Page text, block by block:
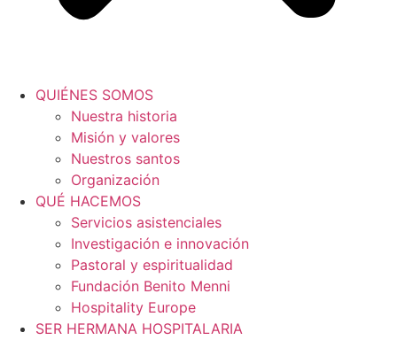
QUIÉNES SOMOS
Nuestra historia
Misión y valores
Nuestros santos
Organización
QUÉ HACEMOS
Servicios asistenciales
Investigación e innovación
Pastoral y espiritualidad
Fundación Benito Menni
Hospitality Europe
SER HERMANA HOSPITALARIA